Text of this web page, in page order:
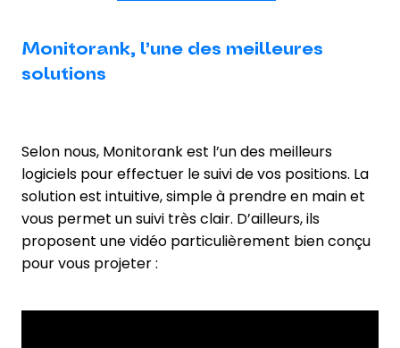
Monitorank, l’une des meilleures
solutions
Selon nous, Monitorank est l’un des meilleurs
logiciels pour effectuer le suivi de vos positions. La
solution est intuitive, simple à prendre en main et
vous permet un suivi très clair. D’ailleurs, ils
proposent une vidéo particulièrement bien conçu
pour vous projeter :